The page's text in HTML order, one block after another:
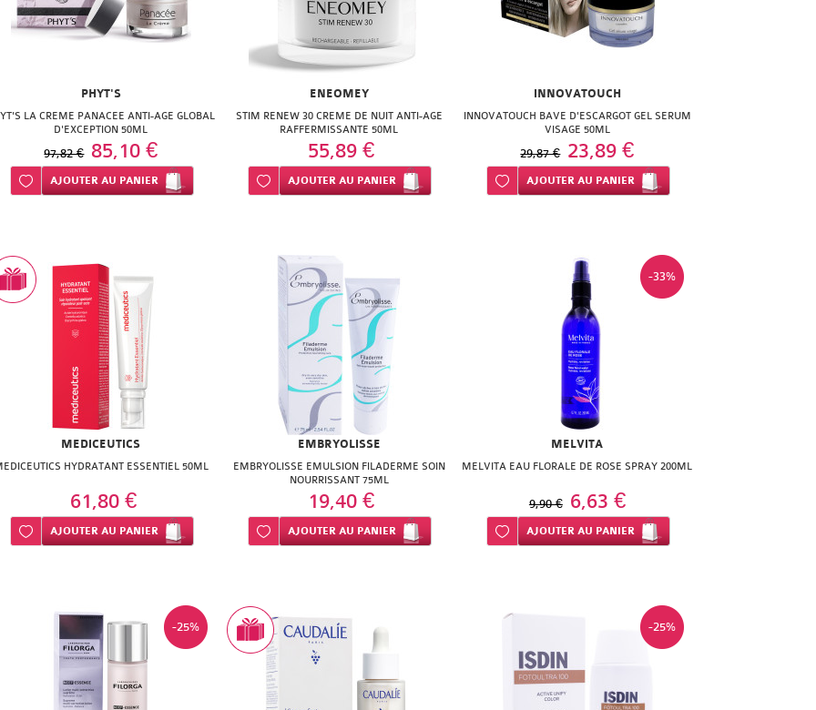
PHYT'S
LA CREME PANACEE ANTI-AGE GLOBAL
D'EXCEPTION 50ML
97,82 € 85,10 €
Ajouter à ma liste d’envie
AJOUTER AU PANIER
ENEOMEY
STIM RENEW 30 CREME DE NUIT ANTI-AGE
RAFFERMISSANTE 50ML
55,89 €
Ajouter à ma liste d’envie
AJOUTERAU PANIER
INNOVATOUCH
INNOVATOUCH BAVE D'ESCARGOT GEL SERUM
VISAGE 50ML
29,87 € 23,89 €
Ajouter à ma liste d’envie
AJOUTER AU PANIER
MEDICEUTICS
HYDRATANT ESSENTIEL 50ML
61,80 €
Ajouter à ma liste d’envie
AJOUTER AU PANIER
EMBRYOLISSE
EMBRYOLISSE EMULSION FILADERME SOIN
NOURRISSANT 75ML
19,40 €
Ajouter à ma liste d’envie
AJOUTERAU PANIER
-33%
MELVITA
MELVITA EAU FLORALE DE ROSE SPRAY 200ML
9,90 € 6,63 €
Ajouter à ma liste d’envie
AJOUTER AU PANIER
-25% -25%